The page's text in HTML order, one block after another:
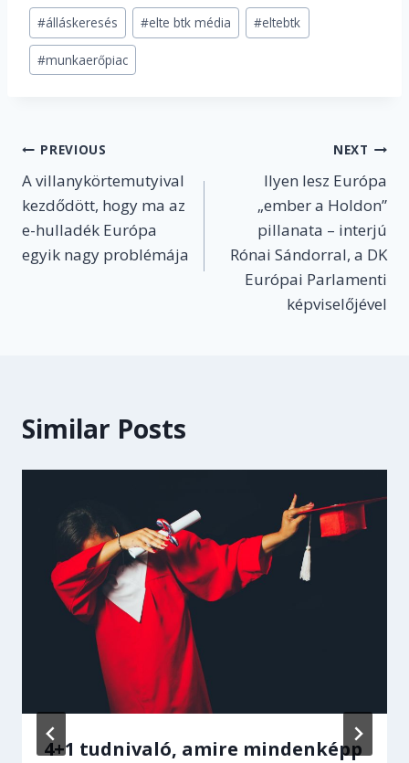
Post
Tags:
#álláskeresés #elte btk média #eltebtk
#munkaerőpiac
Post
navigation
PREVIOUS
A villanykörtemutyival
kezdődött, hogy ma az
e-hulladék Európa
egyik nagy problémája
NEXT
Ilyen lesz Európa
„ember a Holdon”
pillanata – interjú
Rónai Sándorral, a DK
Európai Parlamenti
képviselőjével
Similar Posts
4+1 tudnivaló, amire mindenképp